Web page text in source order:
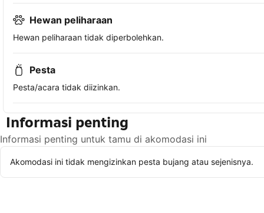
Hewan peliharaan
Hewan peliharaan tidak diperbolehkan.
Pesta
Pesta/acara tidak diizinkan.
Informasi penting
Informasi penting untuk tamu di akomodasi ini
Akomodasi ini tidak mengizinkan pesta bujang atau sejenisnya.